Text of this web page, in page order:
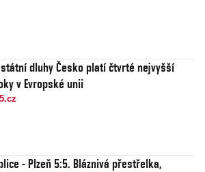
státní dluhy Česko platí čtvrté nejvyšší
v Evropské unii
- Plzeň 5:5. Bláznivá přestřelka,